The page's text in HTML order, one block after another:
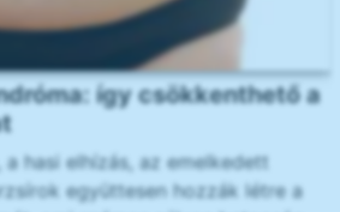
így csökkenthető a
hasi elhízás, az emelkedett
együttesen hozzák létre a